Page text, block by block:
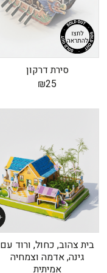
סירת דרקון
₪25
בית צהוב, כחול, ורוד עם
גינה, אדמה וצמחיה
אמיתית